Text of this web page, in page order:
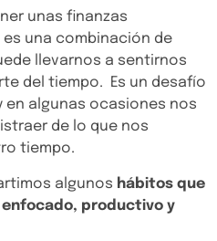
unas finanzas
es una combinación de
llevarnos a sentirnos
del tiempo. Es un desafío
en algunas ocasiones nos
de lo que nos
tiempo.
algunos hábitos que
productivo y